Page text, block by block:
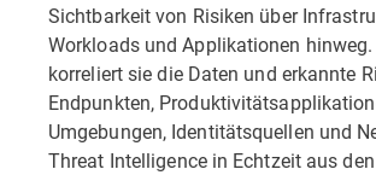
Sichtbarkeit von Risiken über
Workloads und Applikationen
korreliert sie die Daten und erkannte
Endpunkten,
Umgebungen, Identitätsquellen und
Threat Intelligence in Echtzeit aus